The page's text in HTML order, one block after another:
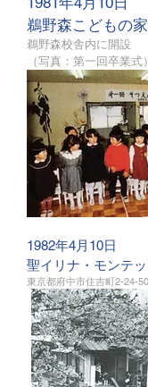
鵜野森こどもの
鵜野森校舎内に開設
​（写真：第一回卒業式）
1982年4月10日
聖イリナ・モンテ
東京都府中市住吉町2-24-50